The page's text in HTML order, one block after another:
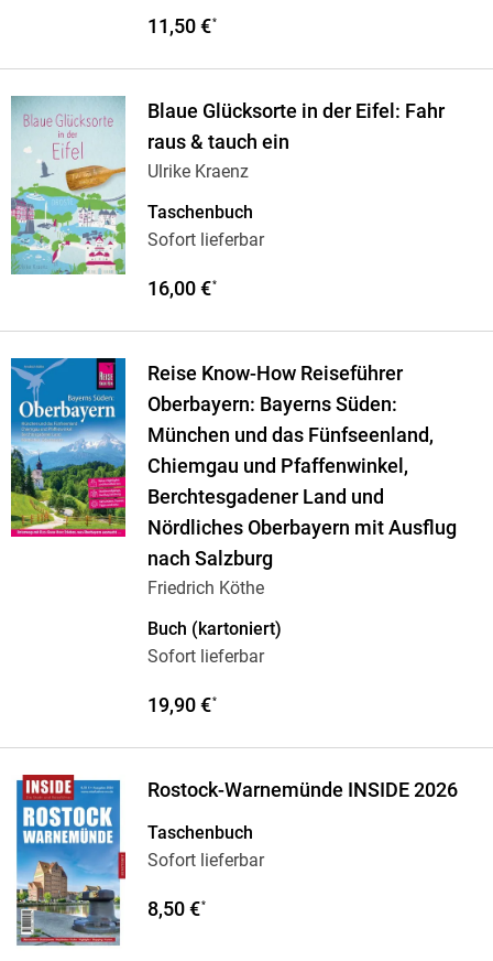
11,50 €*
Blaue Glücksorte in der Eifel: Fahr
raus & tauch ein
Ulrike Kraenz
Taschenbuch
Sofort lieferbar
16,00 €*
Reise Know-How Reiseführer
Oberbayern: Bayerns Süden:
München und das Fünfseenland,
Chiemgau und Pfaffenwinkel,
Berchtesgadener Land und
Nördliches Oberbayern mit Ausflug
nach Salzburg
Friedrich Köthe
Buch (kartoniert)
Sofort lieferbar
19,90 €*
Rostock-Warnemünde INSIDE 2026
Taschenbuch
Sofort lieferbar
8,50 €*